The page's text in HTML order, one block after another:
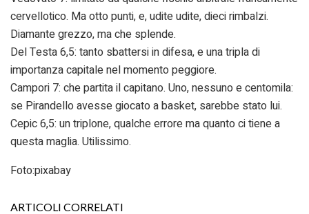
cervellotico. Ma otto punti, e, udite udite, dieci rimbalzi.
Diamante grezzo, ma che splende.
Del Testa 6,5: tanto sbattersi in difesa, e una tripla di
importanza capitale nel momento peggiore.
Campori 7: che partita il capitano. Uno, nessuno e centomila:
se Pirandello avesse giocato a basket, sarebbe stato lui.
Cepic 6,5: un triplone, qualche errore ma quanto ci tiene a
questa maglia. Utilissimo.
Foto:pixabay
ARTICOLI CORRELATI